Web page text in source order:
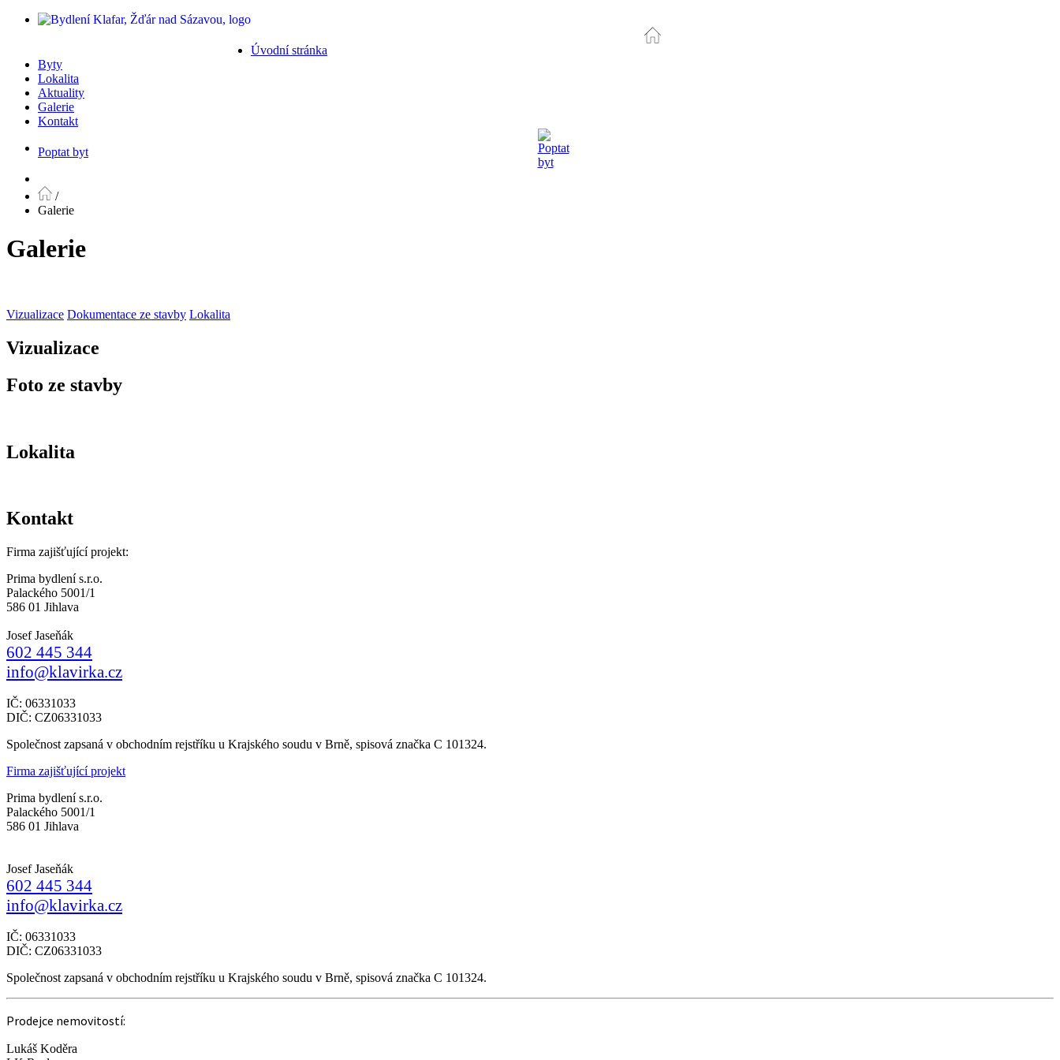
Úvodní stránka
Byty
Lokalita
Aktuality
Galerie
Kontakt
Poptat byt
/
Galerie
Galerie
Vizualizace Dokumentace ze stavby Lokalita
Vizualizace
Foto ze stavby
Lokalita
Kontakt
Firma zajišťující projekt:
Prima bydlení s.r.o.
Palackého 5001/1
586 01 Jihlava
Josef Jaseňák
602 445 344
info@klavirka.cz
IČ: 06331033
DIČ: CZ06331033
Společnost zapsaná v obchodním rejstříku u Krajského soudu v Brně, spisová značka C 101324.
Firma zajišťující projekt
Prima bydlení s.r.o.
Palackého 5001/1
586 01 Jihlava
Josef Jaseňák
602 445 344
info@klavirka.cz
IČ: 06331033
DIČ: CZ06331033
Společnost zapsaná v obchodním rejstříku u Krajského soudu v Brně, spisová značka C 101324.
Prodejce nemovitostí:
Lukáš Koděra